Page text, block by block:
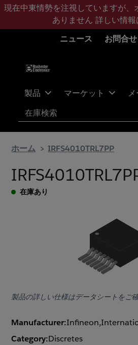
メ
ン
フ
タ
現在中東情勢を注視していますが、
ありません 詳しい情
ニュース
お問合せ
製品 マーケット
検索
ホーム IRFS4010TRL7PP
在庫あり
製品の詳しい仕様はデータシートをご
Manufacturer:
Category:Discretes